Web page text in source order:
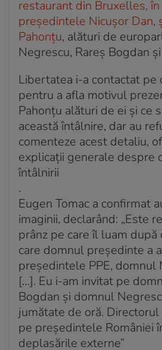
restaurant din Bruxelles, în
președintele Nicușor Dan,
Pahonțu, alături de
Negrescu, Rareș Bogdan
Libertatea i-a contactat pe
pentru a afla motivul
Pahonțu alături de ei și ce
această întâlnire, dar au
comenteze acest detaliu,
explicații generale despre
întâlnirii
.
Eugen Tomac a confirmat
imaginii, declarând: „Este
prânz pe care îl luam după
care domnul președinte a
președintele PPE,
[…]. Eu i-am invitat pe
Bogdan și domnul
jumătate de oră.
pe președintele României
deplasările externe”